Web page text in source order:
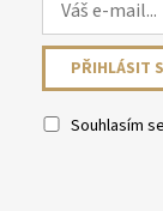
Souhlasím se